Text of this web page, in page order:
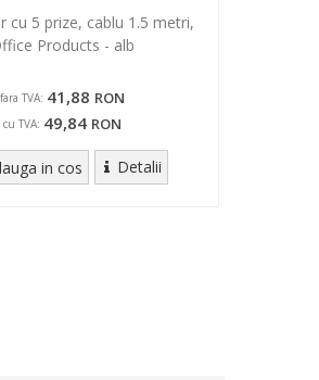
cu 5 prize, cablu 1.5 metri,
Products - alb
fara TVA: 41,88 RON
cu TVA: 49,84 RON
in cos Detalii